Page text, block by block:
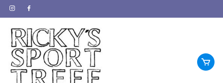
Zum
Inhalt
springen